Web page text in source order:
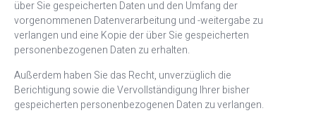
über Sie gespeicherten Daten und den Umfang der
vorgenommenen Datenverarbeitung und -weitergabe zu
verlangen und eine Kopie der über Sie gespeicherten
personenbezogenen Daten zu erhalten.
Außerdem haben Sie das Recht, unverzüglich die
Berichtigung sowie die Vervollständigung Ihrer bisher
gespeicherten personenbezogenen Daten zu verlangen.